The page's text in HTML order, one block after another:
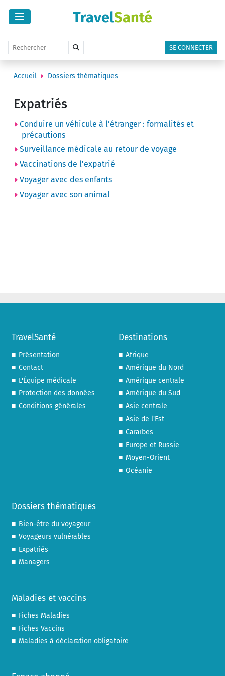
TravelSanté
SE CONNECTER
Accueil Dossiers thématiques
Expatriés
Conduire un véhicule à l’étranger : formalités et
précautions
Surveillance médicale au retour de voyage
Vaccinations de l'expatrié
Voyager avec des enfants
Voyager avec son animal
TravelSanté
Présentation
Contact
L'Équipe médicale
Protection des données
Conditions générales
Destinations
Afrique
Amérique du Nord
Amérique centrale
Amérique du Sud
Asie centrale
Asie de l'Est
Caraïbes
Europe et Russie
Moyen-Orient
Océanie
Dossiers thématiques
Bien-être du voyageur
Voyageurs vulnérables
Expatriés
Managers
Maladies et vaccins
Fiches Maladies
Fiches Vaccins
Maladies à déclaration obligatoire